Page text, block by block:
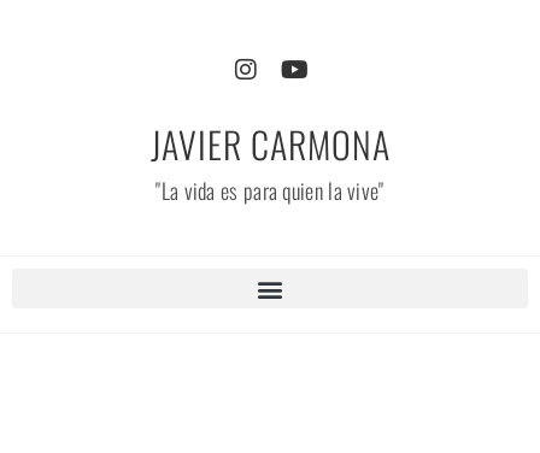
JAVIER CARMONA
"La vida es para quien la vive"